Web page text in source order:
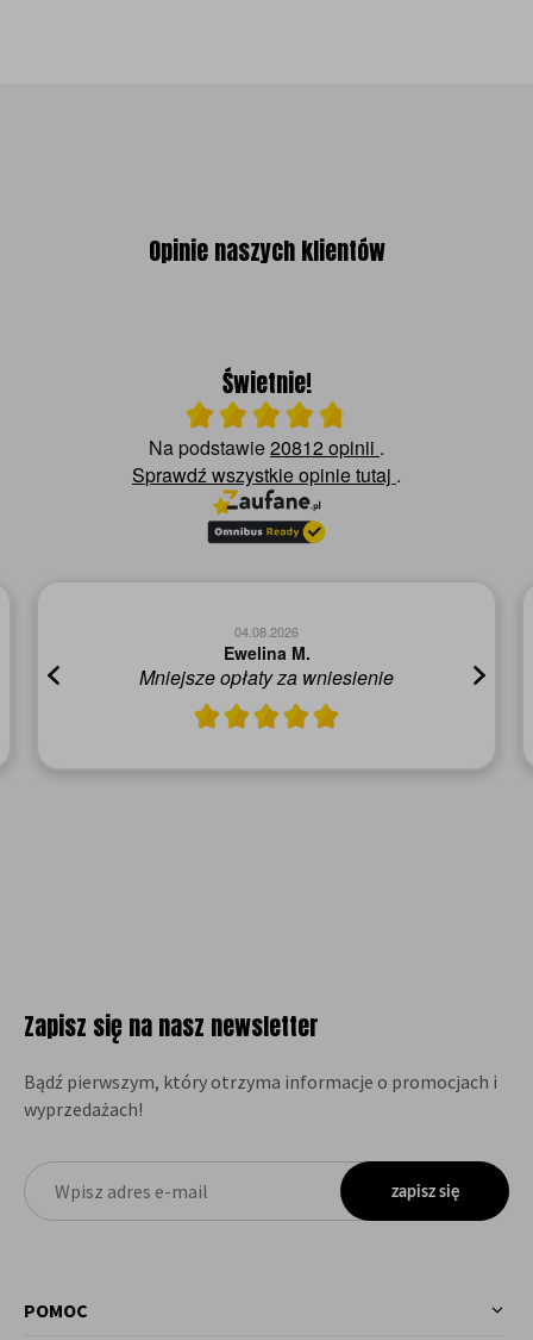
Opinie naszych klientów
Świetnie!
Ocena średnia 4.8 na 5
Na podstawie20812 opinii .
Sprawdź wszystkie opinietutaj .
04.08.2026
Czy polecisz nas innym? - Tak
Mirela G.
Zapisz się na nasz newsletter
Bądź pierwszym, który otrzyma informacje o promocjach i
wyprzedażach!
zapisz się
POMOC